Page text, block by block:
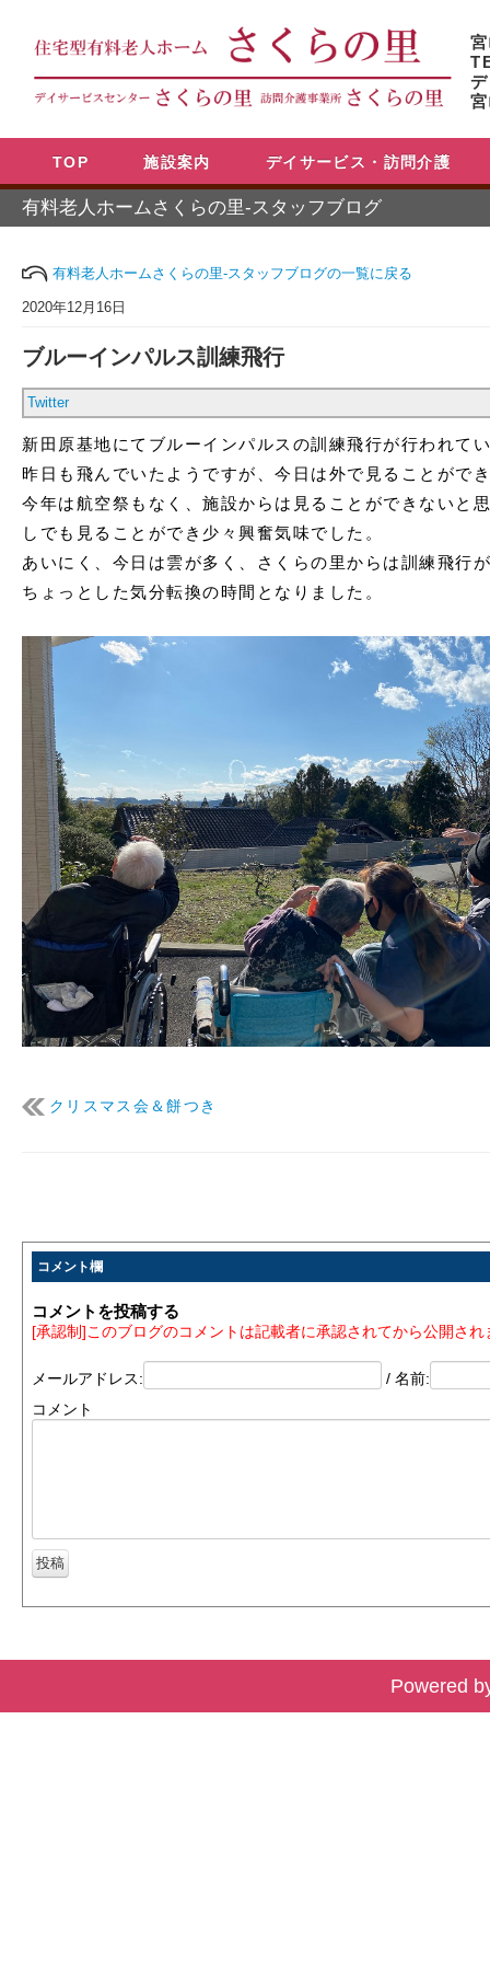
TOP 施設案内 デイサービス・訪問介護
有料老人ホームさくらの里-スタッフブログ
有料老人ホームさくらの里-スタッフブログの一覧に戻る
2020年12月16日
ブルーインパルス訓練飛行
Twitter
新田原基地にてブルーインパルスの訓練飛行が行われて
昨日も飛んでいたようですが、今日は外で見ることがで
今年は航空祭もなく、施設からは見ることができないと
しでも見ることができ少々興奮気味でした。
あいにく、今日は雲が多く、さくらの里からは訓練飛行
ちょっとした気分転換の時間となりました。
クリスマス会＆餅つき
コメント欄
コメントを投稿する
[承認制]このブログのコメントは記載者に承認されてから公開され
メールアドレス:
/ 名前:
コメント
Powered